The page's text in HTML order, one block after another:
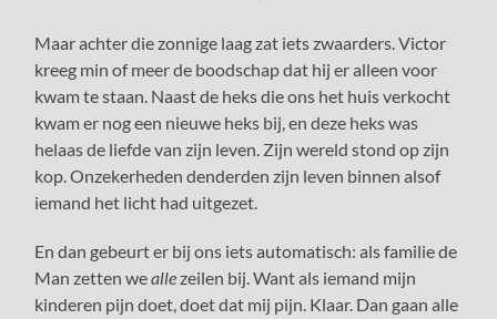
Maar achter die zonnige laag zat iets zwaarders. Victor
kreeg min of meer de boodschap dat hij er alleen voor
kwam te staan. Naast de heks die ons het huis verkocht
kwam er nog een nieuwe heks bij, en deze heks was
helaas de liefde van zijn leven. Zijn wereld stond op zijn
kop. Onzekerheden denderden zijn leven binnen alsof
iemand het licht had uitgezet.
En dan gebeurt er bij ons iets automatisch: als familie de
Man zetten weallezeilen bij. Want als iemand mijn
kinderen pijn doet, doet dat mij pijn. Klaar. Dan gaan alle